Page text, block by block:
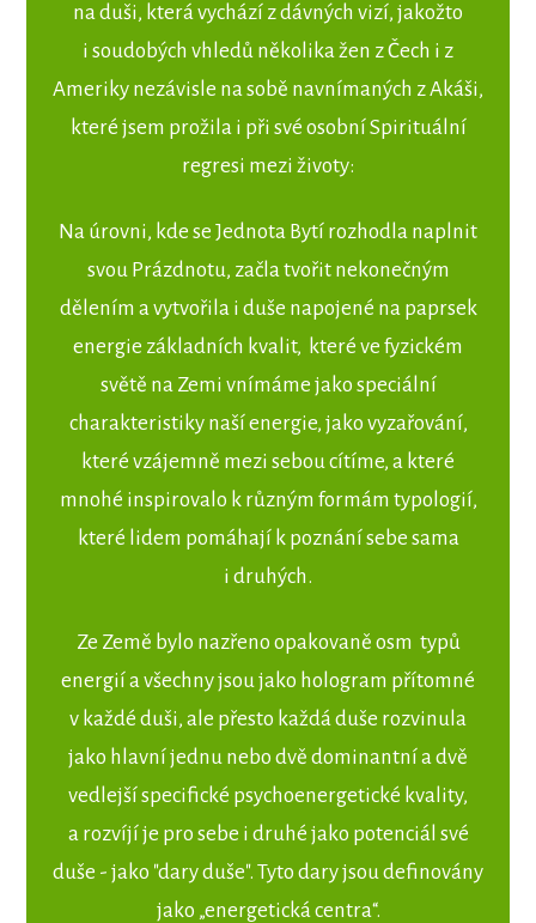
na duši, která vychází z dávných vizí, jakožto
i soudobých vhledů několika žen z Čech i z
Ameriky nezávisle na sobě navnímaných z Akáši,
které jsem prožila i při své osobní Spirituální
regresi mezi životy:
Na úrovni, kde se Jednota Bytí rozhodla naplnit
svou Prázdnotu, začla tvořit nekonečným
dělením a vytvořila i duše napojené na paprsek
energie základních kvalit, které ve fyzickém
světě na Zemi vnímáme jako speciální
charakteristiky naší energie, jako vyzařování,
které vzájemně mezi sebou cítíme, a které
mnohé inspirovalo k různým formám typologií,
které lidem pomáhají k poznání sebe sama
i druhých.
Ze Země bylo nazřeno opakovaně osm typů
energií a všechny jsou jako hologram přítomné
v každé duši, ale přesto každá duše rozvinula
jako hlavní jednu nebo dvě dominantní a dvě
vedlejší specifické psychoenergetické kvality,
a rozvíjí je pro sebe i druhé jako potenciál své
duše - jako "dary duše". Tyto dary jsou definovány
jako „energetická centra“.